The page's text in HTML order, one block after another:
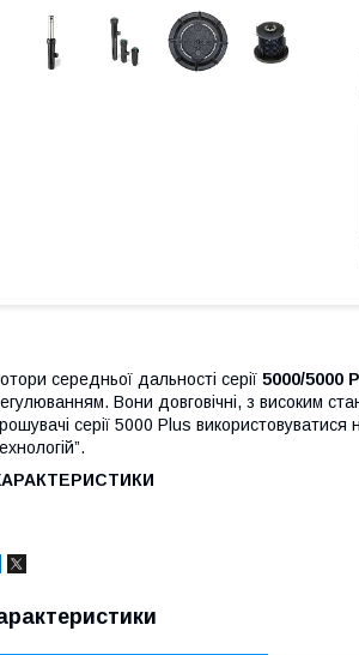
середньої дальності серії 5000/5000
Вони довговічні, з високим
серії 5000 Plus